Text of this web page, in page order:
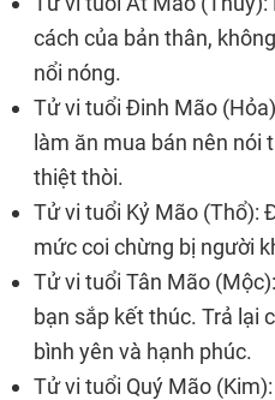
cách của bản thân,
nổi nóng.
Tử vi tuổi Đinh Mão
làm ăn mua bán nên nói
thiệt thòi.
Tử vi tuổi Kỷ Mão (Thổ):
mức coi chừng bị người
Tử vi tuổi Tân Mão
bạn sắp kết thúc. Trả lại
bình yên và hạnh phúc.
Tử vi tuổi Quý Mão